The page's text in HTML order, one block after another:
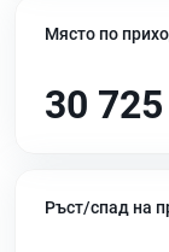
Място по
30 725
Ръст/спад на